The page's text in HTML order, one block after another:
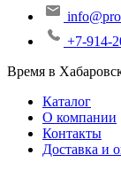
+7-914-
Время в
Каталог
О компании
Контакты
Доставка и